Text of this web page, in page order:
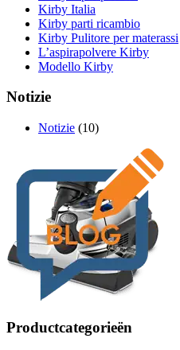
Kirby Italia
Kirby parti ricambio
Kirby Pulitore per materassi
L’aspirapolvere Kirby
Modello Kirby
Notizie
Notizie (10)
Productcategorieën